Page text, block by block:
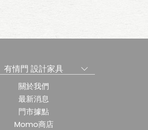
有情門 設計家具
關於我們
最新消息
門市據點
Momo商店